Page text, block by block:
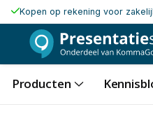
Kopen op rekening voor
Producten